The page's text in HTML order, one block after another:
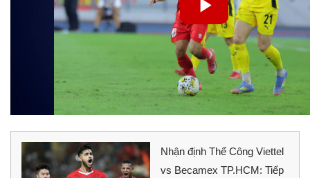
Nhận định Thể Công Viettel
vs Becamex TP.HCM: Tiếp